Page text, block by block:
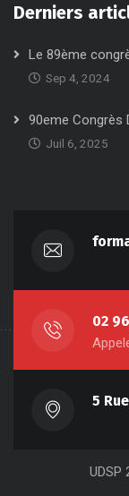
Derniers
Le 89ème
Sep 4, 2024
90eme Congrès
Juil 6, 2025
02
5